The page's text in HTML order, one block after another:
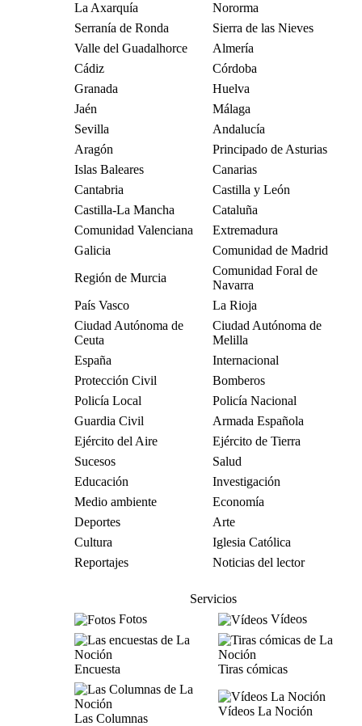
La Axarquía
Nororma
Serranía de Ronda
Sierra de las Nieves
Valle del Guadalhorce
Almería
Cádiz
Córdoba
Granada
Huelva
Jaén
Málaga
Sevilla
Andalucía
Aragón
Principado de Asturias
Islas Baleares
Canarias
Cantabria
Castilla y León
Castilla-La Mancha
Cataluña
Comunidad Valenciana
Extremadura
Galicia
Comunidad de Madrid
Región de Murcia
Comunidad Foral de
Navarra
País Vasco
La Rioja
Ciudad Autónoma de
Ceuta
Ciudad Autónoma de
Melilla
España
Internacional
Protección Civil
Bomberos
Policía Local
Policía Nacional
Guardia Civil
Armada Española
Ejército del Aire
Ejército de Tierra
Sucesos
Salud
Educación
Investigación
Medio ambiente
Economía
Deportes
Arte
Cultura
Iglesia Católica
Reportajes
Noticias del lector
Servicios
Fotos
Vídeos
Encuesta Tiras cómicas
Las Columnas
Vídeos La Noción